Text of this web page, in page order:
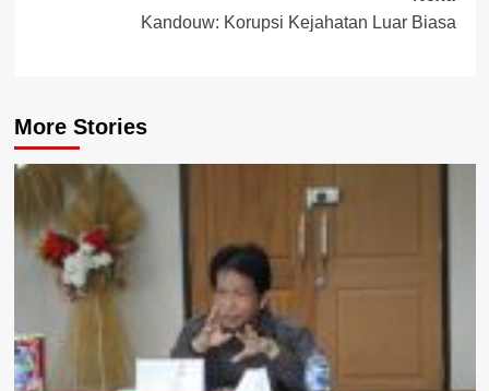
Kandouw: Korupsi Kejahatan Luar Biasa
More Stories